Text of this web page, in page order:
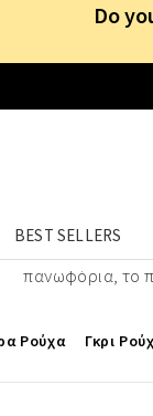
Do
BEST SELLERS
γυναικεία
πανωφόρια, το
Ρούχα Γκρι